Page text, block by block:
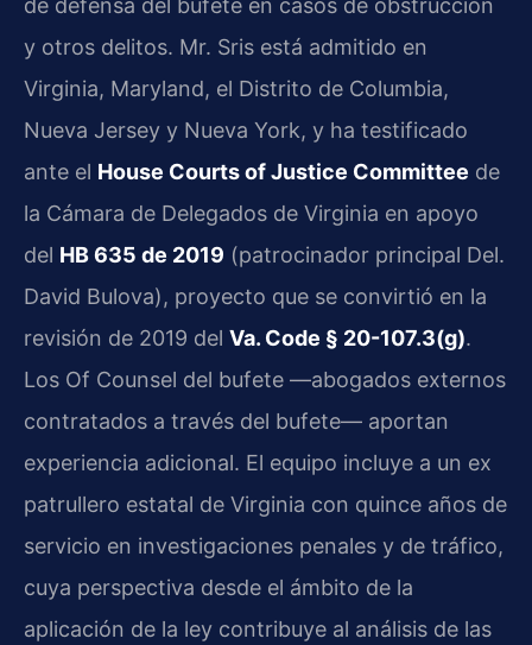
de defensa del bufete en casos de obstrucción
y otros delitos. Mr. Sris está admitido en
Virginia, Maryland, el Distrito de Columbia,
Nueva Jersey y Nueva York, y ha testificado
ante el House Courts of Justice Committee de
la Cámara de Delegados de Virginia en apoyo
del HB 635 de 2019 (patrocinador principal Del.
David Bulova), proyecto que se convirtió en la
revisión de 2019 del Va. Code § 20-107.3(g).
Los Of Counsel del bufete —abogados externos
contratados a través del bufete— aportan
experiencia adicional. El equipo incluye a un ex
patrullero estatal de Virginia con quince años de
servicio en investigaciones penales y de tráfico,
cuya perspectiva desde el ámbito de la
aplicación de la ley contribuye al análisis de las